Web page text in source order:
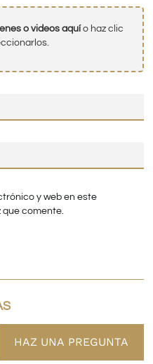
o videos aquío haz clic
y web en este
que comente.
HAZ UNA PREGUNTA